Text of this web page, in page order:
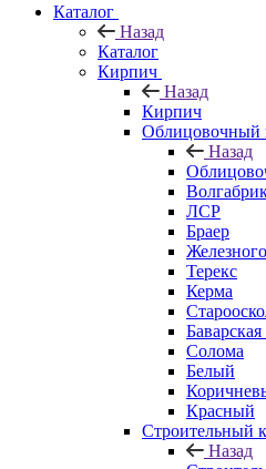
Каталог
Назад
Каталог
Кирпич
Назад
Кирпич
Облицовочный
Назад
ЛСР
Браер
Терекс
Керма
Баварская
Солома
Белый
Красный
Строительный
Назад